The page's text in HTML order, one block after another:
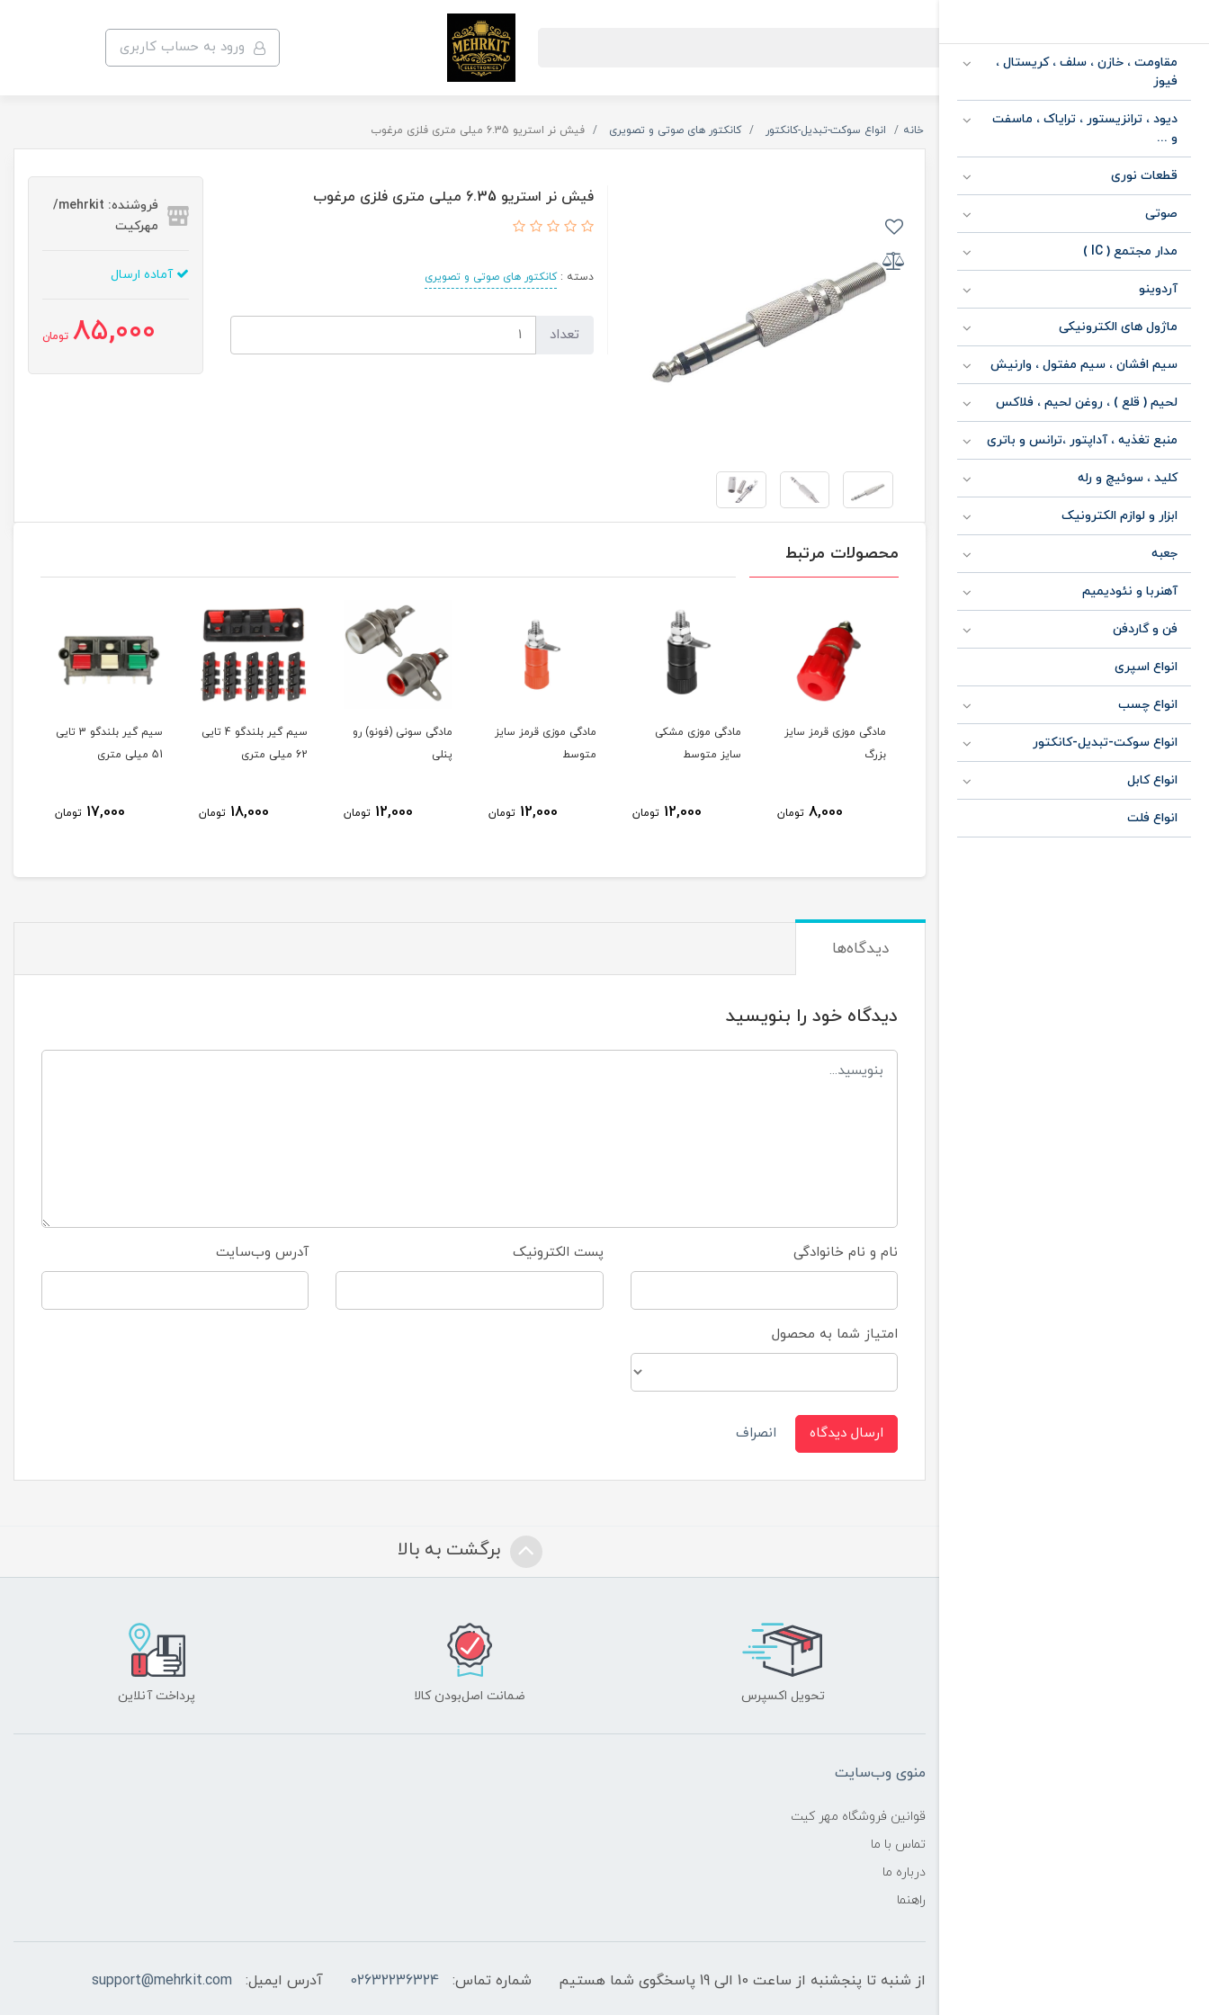
ورود به حساب کاربری
مقاومت ، خازن ، سلف ، کریستال ،
فیوز
دیود ، ترانزیستور ، ترایاک ، ماسفت
و ...
قطعات نوری
صوتی
مدار مجتمع ( IC )
آردوینو
ماژول های الکترونیکی
سیم افشان ، سیم مفتول ، وارنیش
لحیم ( قلع ) ، روغن لحیم ، فلاکس
منبع تغذیه ، آداپتور ،ترانس و باتری
کلید ، سوئیچ و رله
ابزار و لوازم الکترونیک
جعبه
آهنربا و نئودیمیم
فن و گاردفن
انواع اسپری
انواع چسب
انواع سوکت-تبدیل-کانکتور
انواع کابل
انواع فلت
خانه انواع سوکت-تبدیل-کانکتور کانکتور های صوتی و تصویری فیش نر استریو 6.35 میلی متری فلزی مرغوب
فیش نر استریو 6.35 میلی متری فلزی مرغوب
دسته :کانکتور های صوتی و تصویری
تعداد
فروشنده: mehrkit/
مهرکیت
آماده ارسال
85,000 تومان
محصولات مرتبط
40,000
مادگی موزی قرمز سایز
بزرگ
8,000 تومان
مادگی موزی مشکی
سایز متوسط
12,000 تومان
مادگی موزی قرمز سایز
متوسط
12,000 تومان
مادگی سونی (فونو) رو
پنلی
12,000 تومان
سیم گیر بلندگو 4 تایی
62 میلی متری
18,000 تومان
سیم گیر بلندگو 3 تایی
51 میلی متری
17,000 تومان
دیدگاه‌ها
دیدگاه خود را بنویسید
نام و نام خانوادگی پست الکترونیک آدرس وب‌سایت
امتیاز شما به محصول
ارسال دیدگاه انصراف
برگشت به بالا
تحویل اکسپرس ضمانت اصل‌بودن کالا پرداخت آنلاین
منوی وب‌سایت
قوانین فروشگاه مهر کیت
تماس با ما
درباره ما
راهنما
از شنبه تا پنجشنبه از ساعت 10 الی 19 پاسخگوی شما هستیم شماره تماس: 02632236324 آدرس ایمیل: support@mehrkit.com